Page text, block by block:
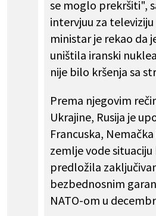
se moglo prekršiti",
intervjuu za televiziju
ministar je rekao da
uništila iranski
nije bilo kršenja sa
Prema njegovim
Ukrajine, Rusija je
Francuska,
zemlje vode
predložila
bezbednosnim
NATO-om u